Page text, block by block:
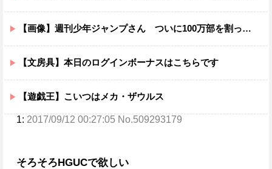
【画像】週刊少年ジャンプさん ついに100万部を割ってしまう。何故ジャンプは読まれなくなったのか
【文房具】本日のログインボーナスはこちらです
【遊戯王】こいつはメカ・ザウルス
1: 2017/09/12 00:27:05 No.509293179
そろそろHGUCで欲しい